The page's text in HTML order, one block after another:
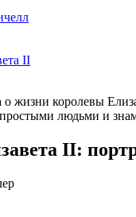
II
о жизни королевы
людьми и
II: